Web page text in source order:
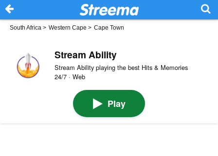
South Africa > Western Cape > Cape Town
Stream Ability
Stream Ability playing the best Hits & Memories
24/7 · Web
Play